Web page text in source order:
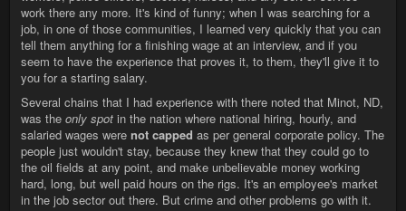
work there any more. It's kind of funny; when I was searching for a
job, in one of those communities, I learned very quickly that you can
tell them anything for a finishing wage at an interview, and if you
seem to have the experience that proves it, to them, they'll give it to
you for a starting salary.
Several chains that I had experience with there noted that Minot, ND,
was the only spot in the nation where national hiring, hourly, and
salaried wages were not capped as per general corporate policy. The
people just wouldn't stay, because they knew that they could go to
the oil fields at any point, and make unbelievable money working
hard, long, but well paid hours on the rigs. It's an employee's market
in the job sector out there. But crime and other problems go with it.